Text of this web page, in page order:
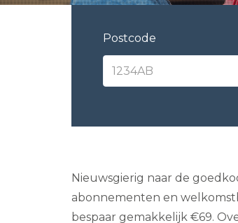
Postcode
Nieuwsgierig naar de
abonnementen en
bespaar gemakkelijk €69.